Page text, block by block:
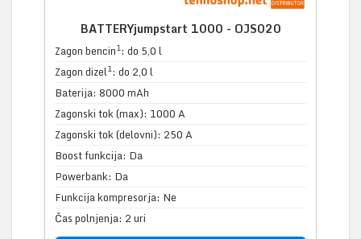
BATTERYjumpstart 1000 - OJS020
Zagon bencin1: do 5,0 l
Zagon dizel1: do 2,0 l
Baterija: 8000 mAh
Zagonski tok (max): 1000 A
Zagonski tok (delovni): 250 A
Boost funkcija: Da
Powerbank: Da
Funkcija kompresorja: Ne
Čas polnjenja: 2 uri